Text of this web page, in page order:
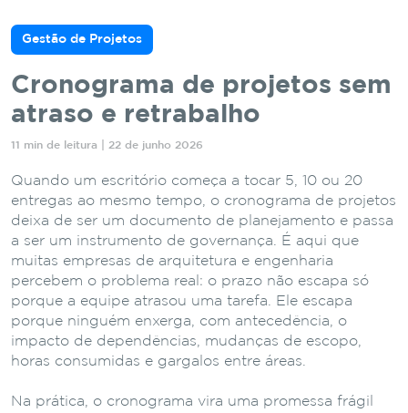
Gestão de Projetos
Cronograma de projetos sem
atraso e retrabalho
11 min de leitura | 22 de junho 2026
Quando um escritório começa a tocar 5, 10 ou 20
entregas ao mesmo tempo, o cronograma de projetos
deixa de ser um documento de planejamento e passa
a ser um instrumento de governança. É aqui que
muitas empresas de arquitetura e engenharia
percebem o problema real: o prazo não escapa só
porque a equipe atrasou uma tarefa. Ele escapa
porque ninguém enxerga, com antecedência, o
impacto de dependências, mudanças de escopo,
horas consumidas e gargalos entre áreas.
Na prática, o cronograma vira uma promessa frágil